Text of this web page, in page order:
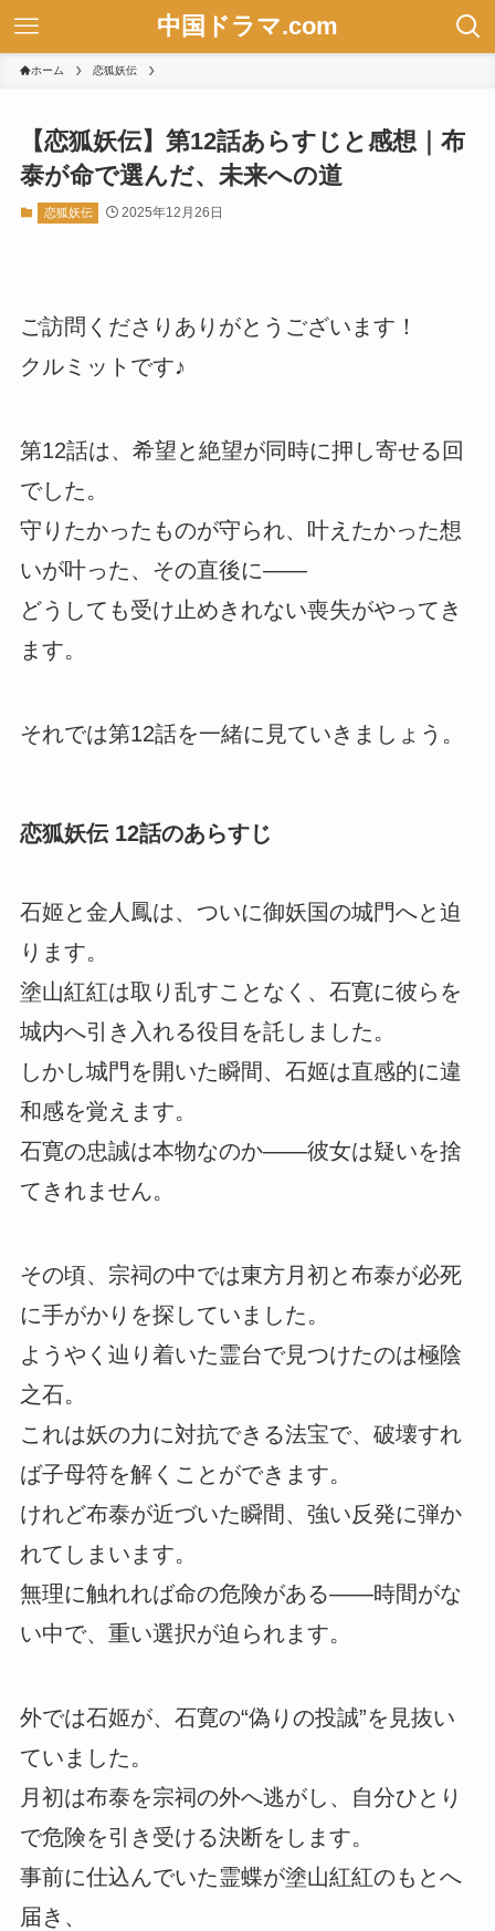
中国ドラマ.com
ホーム 恋狐妖伝
【恋狐妖伝】第12話あらすじと感想｜布
泰が命で選んだ、未来への道
恋狐妖伝 2025年12月26日
ご訪問くださりありがとうございます！
クルミットです♪
第12話は、希望と絶望が同時に押し寄せる回
でした。
守りたかったものが守られ、叶えたかった想
いが叶った、その直後に――
どうしても受け止めきれない喪失がやってき
ます。
それでは第12話を一緒に見ていきましょう。
恋狐妖伝 12話のあらすじ
石姬と金人鳳は、ついに御妖国の城門へと迫
ります。
塗山紅紅は取り乱すことなく、石寛に彼らを
城内へ引き入れる役目を託しました。
しかし城門を開いた瞬間、石姬は直感的に違
和感を覚えます。
石寛の忠誠は本物なのか――彼女は疑いを捨
てきれません。
その頃、宗祠の中では東方月初と布泰が必死
に手がかりを探していました。
ようやく辿り着いた霊台で見つけたのは極陰
之石。
これは妖の力に対抗できる法宝で、破壊すれ
ば子母符を解くことができます。
けれど布泰が近づいた瞬間、強い反発に弾か
れてしまいます。
無理に触れれば命の危険がある――時間がな
い中で、重い選択が迫られます。
外では石姬が、石寛の“偽りの投誠”を見抜い
ていました。
月初は布泰を宗祠の外へ逃がし、自分ひとり
で危険を引き受ける決断をします。
事前に仕込んでいた霊蝶が塗山紅紅のもとへ
届き、